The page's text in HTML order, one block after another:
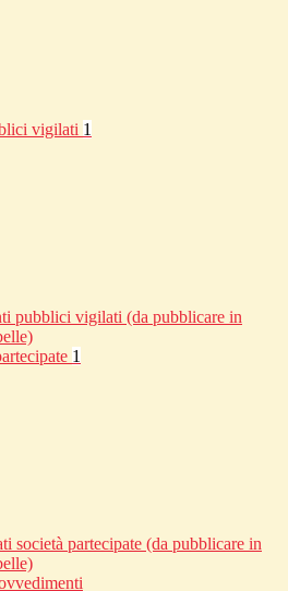
vigilati 1
pubblici vigilati (da pubblicare in
1
società partecipate (da pubblicare in